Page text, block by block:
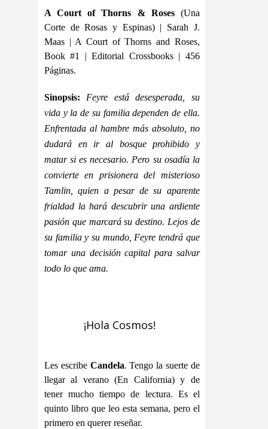
A Court of Thorns & Roses (Una
Corte de Rosas y Espinas) | Sarah J.
Maas | A Court of Thorns and Roses,
Book #1 | Editorial Crossbooks | 456
Páginas.
Sinopsis:
Feyre está desesperada, su
vida y la de su familia dependen de ella.
Enfrentada al hambre más absoluto, no
dudará en ir al bosque prohibido y
matar si es necesario. Pero su osadía la
convierte en prisionera del misterioso
Tamlin, quien a pesar de su aparente
frialdad la hará descubrir una ardiente
pasión que marcará su destino. Lejos de
su familia y su mundo, Feyre tendrá que
tomar una decisión capital para salvar
todo lo que ama.
¡Hola Cosmos!
Les escribe Candela. Tengo la suerte de
llegar al verano (En California) y de
tener mucho tiempo de lectura. Es el
quinto libro que leo esta semana, pero el
primero en querer reseñar.